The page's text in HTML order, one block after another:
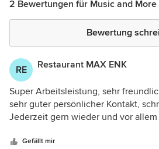
2 Bewertungen für Music and More
Bewertung
RE Restaurant MAX ENK
Super Arbeitsleistung, sehr
sehr guter persönlicher Kontakt,
Jederzeit gern wieder und vor
(Lichtinstallation innen und außen,
Gefällt mir